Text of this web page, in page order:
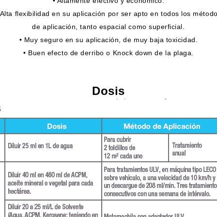
Alta flexibilidad en su aplicación por ser apto en todos los
de aplicación, tanto espacial como superficial.
• Muy seguro en su aplicación, de muy baja toxicidad.
• Buen efecto de derribo o Knock down de la plaga.
Dosis